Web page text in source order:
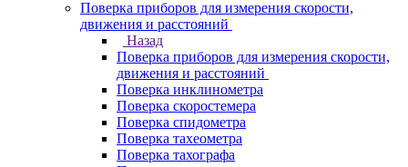
Поверка приборов для измерения скорости,
движения и расстояний
Назад
Поверка приборов для измерения скорости,
движения и расстояний
Поверка инклинометра
Поверка скоростемера
Поверка спидометра
Поверка тахеометра
Поверка тахографа